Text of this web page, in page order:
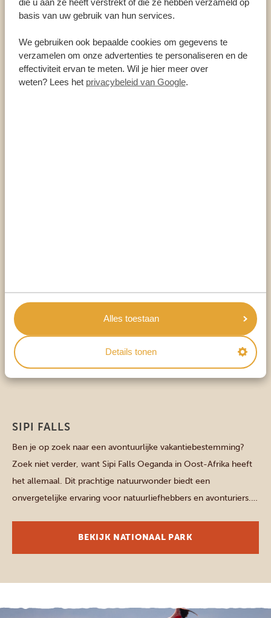
basis van uw gebruik van hun services.
We gebruiken ook bepaalde cookies om gegevens te
verzamelen om onze advertenties te personaliseren en de
effectiviteit ervan te meten. Wil je hier meer over
weten? Lees het privacybeleid van Google.
Alles toestaan
Details tonen
Zuidelijke parken
MGAHINGA GORILLA NATIONAL PARK
Het fascinerende Mgahinga Gorilla National Park ligt verstopt in
Victoriameer in Oeganda en heeft enorm veel te bieden.
Geschiedenisliefhebbers voelen zich hier ongetwijfeld snel
thuis. Ben je geïnteresseerd in het ontdekken van […]
BEKIJK NATIONAAL PARK
SIPI FALLS
Ben je op zoek naar een avontuurlijke vakantiebestemming?
Zoek niet verder, want Sipi Falls Oeganda in Oost-Afrika heeft
het allemaal. Dit prachtige natuurwonder biedt een
onvergetelijke ervaring voor natuurliefhebbers en avonturiers.
betoverende wereld van Sipi Falls, waar je kunt genieten van
BEKIJK NATIONAAL PARK